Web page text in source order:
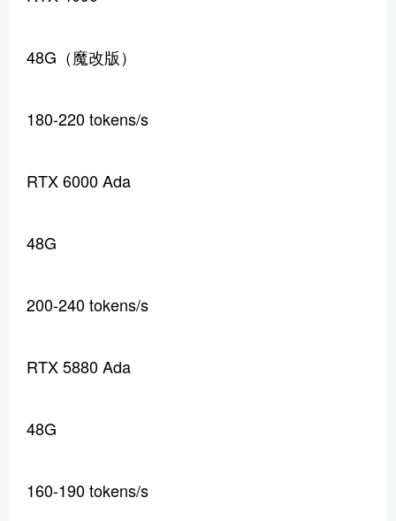
48G（魔改版）
180-220 tokens/s
RTX 6000 Ada
48G
200-240 tokens/s
RTX 5880 Ada
48G
160-190 tokens/s